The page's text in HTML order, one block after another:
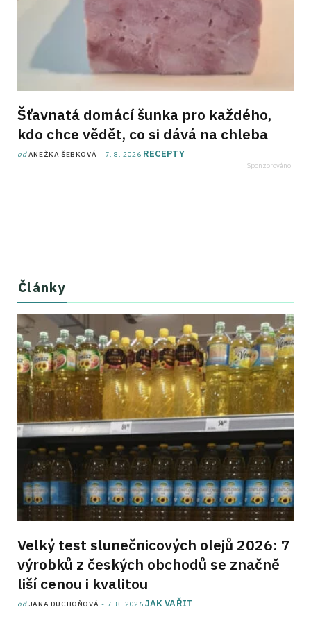
Šťavnatá domácí šunka pro každého,
kdo chce vědět, co si dává na chleba
odANEŽKA ŠEBKOVÁ 7. 8. 2026 RECEPTY
Články
Velký test slunečnicových olejů 2026: 7
výrobků z českých obchodů se značně
liší cenou i kvalitou
od JANA DUCHOŇOVÁ 7. 8. 2026 JAK VAŘIT